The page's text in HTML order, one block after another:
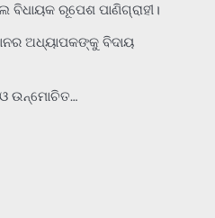
ବିଧାୟକ ରୂପେଶ ପାଣିଗ୍ରାହୀ।
ଅଧ୍ୟାପକଙ୍କୁ ବିଦାୟ
ଉନ୍ମୋଚିତ…